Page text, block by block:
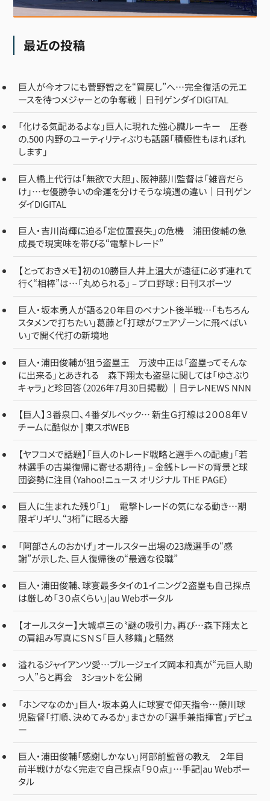
最近の投稿
巨人が今オフにも菅野智之を“買戻し”へ…完全復活の元エ
ースを待つメジャーとの争奪戦｜日刊ゲンダイDIGITAL
「化ける気配あるよな」巨人に現れた強心臓ルーキー 圧巻
の.500 内野のユーティリティぶりも話題「積極性もほれぼれ
します」
巨人橋上代行は「無欲で大胆」、阪神藤川監督は「雑音だら
け」…セ優勝争いの命運を分けそうな境遇の違い｜日刊ゲン
ダイDIGITAL
巨人・吉川尚輝に迫る「定位置喪失」の危機 浦田俊輔の急
成長で現実味を帯びる“電撃トレード”
【とっておきメモ】初の10勝巨人井上温大が遠征に必ず連れて
行く“相棒”は…「丸められる」 – プロ野球 : 日刊スポーツ
巨人・坂本勇人が語る２０年目のペナント後半戦…「もちろん
スタメンで打ちたい」葛藤と「打球がフェアゾーンに飛べばい
い」で開く代打の新境地
巨人・浦田俊輔が狙う盗塁王 万波中正は「盗塁ってそんな
に出来る」とあきれる 森下翔太も盗塁に関しては「ゆさぶり
キャラ」と珍回答（2026年7月30日掲載）｜日テレNEWS NNN
【巨人】３番泉口、４番ダルベック… 新生Ｇ打線は２００８年Ｖ
チームに酷似か | 東スポWEB
【ヤフコメで話題】「巨人のトレード戦略と選手への配慮」「若
林選手の古巣復帰に寄せる期待」 – 金銭トレードの背景と球
団姿勢に注目（Yahoo!ニュース オリジナル THE PAGE）
巨人に生まれた残り「1」 電撃トレードの気になる動き…期
限ギリギリ、“3桁”に眠る大器
「阿部さんのおかげ」オールスター出場の23歳選手の“感
謝”が示した、巨人復帰後の“最適な役職”
巨人・浦田俊輔、球宴最多タイの１イニング２盗塁も自己採点
は厳しめ「３０点くらい」|au Webポータル
【オールスター】大城卓三の〝謎の吸引力〟再び…森下翔太と
の肩組み写真にＳＮＳ「巨人移籍」と騒然
溢れるジャイアンツ愛…ブルージェイズ岡本和真が“元巨人助
っ人”らと再会 3ショットを公開
「ホンマなのか」巨人・坂本勇人に球宴で仰天指令…藤川球
児監督「打順、決めてみるか」まさかの「選手兼指揮官」デビュ
ー
巨人・浦田俊輔「感謝しかない」阿部前監督の教え ２年目
前半戦けがなく完走で自己採点「９０点」…手記|au Webポー
タル